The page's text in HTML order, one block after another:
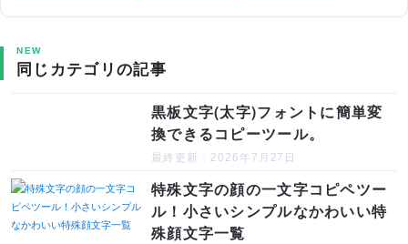
NEW
同じカテゴリの記事
黒板文字(太字)フォントに簡単変
換できるコピーツール。
最終更新：2026年7月27日
特殊文字の顔の一文字コピペツー
ル！小さいシンプルなかわいい特
殊顔文字一覧